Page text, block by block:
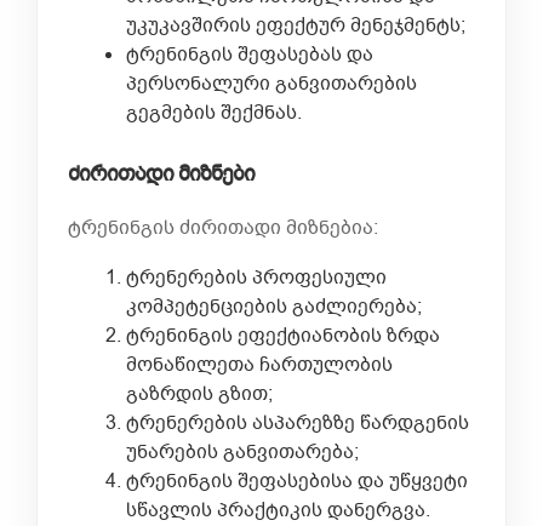
უკუკავშირის ეფექტურ მენეჯმენტს;
ტრენინგის შეფასებას და
პერსონალური განვითარების
გეგმების შექმნას.
ძირითადი მიზნები
ტრენინგის ძირითადი მიზნებია:
ტრენერების პროფესიული
კომპეტენციების გაძლიერება;
ტრენინგის ეფექტიანობის ზრდა
მონაწილეთა ჩართულობის
გაზრდის გზით;
ტრენერების ასპარეზზე წარდგენის
უნარების განვითარება;
ტრენინგის შეფასებისა და უწყვეტი
სწავლის პრაქტიკის დანერგვა.